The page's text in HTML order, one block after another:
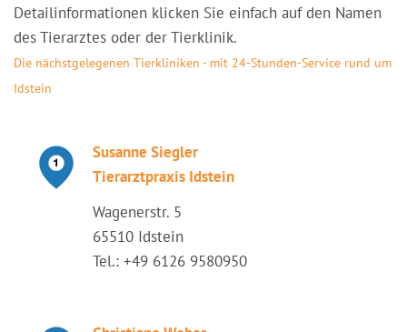
Detailinformationen klicken Sie einfach auf den Namen
des Tierarztes oder der Tierklinik.
Die nächstgelegenen Tierkliniken - mit 24-Stunden-Service rund um
Idstein
Susanne Siegler
Tierarztpraxis Idstein
Wagenerstr. 5
65510 Idstein
Tel.: +49 6126 9580950